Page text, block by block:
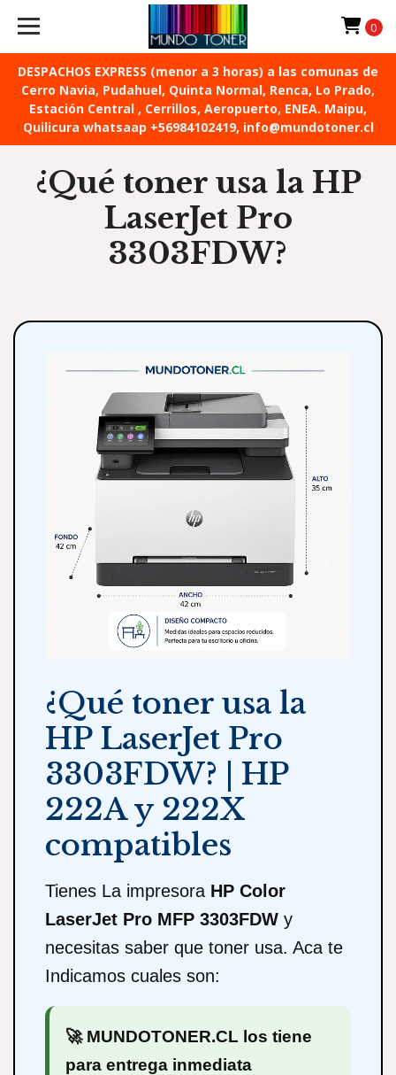
DESPACHOS EXPRESS (menor a 3 horas) a las comunas de
Cerro Navia, Pudahuel, Quinta Normal, Renca, Lo Prado,
Estación Central , Cerrillos, Aeropuerto, ENEA. Maipu,
Quilicura whatsaap +56984102419, info@mundotoner.cl
0
¿Qué toner usa la HP
LaserJet Pro
3303FDW?
¿Qué toner usa la
HP LaserJet Pro
3303FDW? | HP
222A y 222X
compatibles
Tienes La impresora HP Color
LaserJet Pro MFP 3303FDW y
necesitas saber que toner usa. Aca te
Indicamos cuales son:
🚀 MUNDOTONER.CL los tiene
para entrega inmediata